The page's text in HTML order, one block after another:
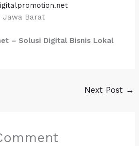
Jawa Barat
– Solusi Digital Bisnis Lokal
Next Post →